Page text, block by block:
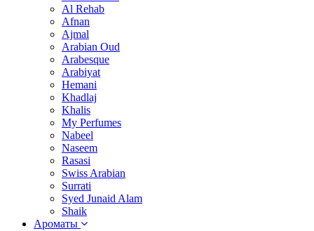
Al Rehab
Afnan
Ajmal
Arabian Oud
Arabesque
Arabiyat
Hemani
Khadlaj
Khalis
My Perfumes
Nabeel
Naseem
Rasasi
Swiss Arabian
Surrati
Syed Junaid Alam
Shaik
Ароматы